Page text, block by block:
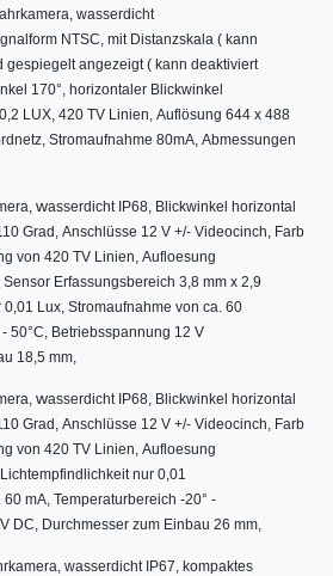
wasserdicht
NTSC, mit Distanzskala ( kann
gespiegelt angezeigt ( kann deaktiviert
170°, horizontaler Blickwinkel
LUX, 420 TV Linien, Auflösung 644 x 488
Stromaufnahme 80mA, Abmessungen
wasserdicht IP68, Blickwinkel horizontal
Grad, Anschlüsse 12 V +/- Videocinch, Farb
von 420 TV Linien, Aufloesung
Sensor Erfassungsbereich 3,8 mm x 2,9
0,01 Lux, Stromaufnahme von ca. 60
50°C, Betriebsspannung 12 V
18,5 mm,
wasserdicht IP68, Blickwinkel horizontal
Grad, Anschlüsse 12 V +/- Videocinch, Farb
von 420 TV Linien, Aufloesung
Lichtempfindlichkeit nur 0,01
60 mA, Temperaturbereich -20° -
DC, Durchmesser zum Einbau 26 mm,
wasserdicht IP67, kompaktes